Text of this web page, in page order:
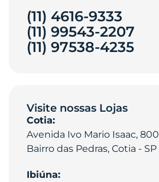
(11) 4616-9333
(11) 99543-2207
(11) 97538-4235‎
Visite nossas Lojas
Cotia:
Avenida Ivo Mario Isaac, 800
Bairro das Pedras, Cotia - SP
Ibiúna: